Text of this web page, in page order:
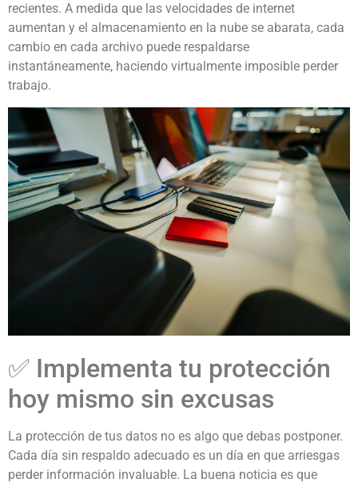
recientes. A medida que las velocidades de internet
aumentan y el almacenamiento en la nube se abarata, cada
cambio en cada archivo puede respaldarse
instantáneamente, haciendo virtualmente imposible perder
trabajo.
✅ Implementa tu protección
hoy mismo sin excusas
La protección de tus datos no es algo que debas postponer.
Cada día sin respaldo adecuado es un día en que arriesgas
perder información invaluable. La buena noticia es que